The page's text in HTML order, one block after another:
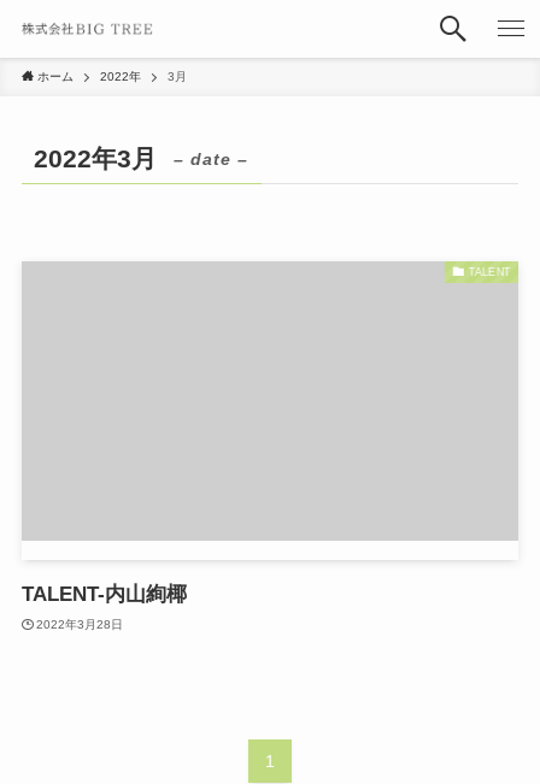
ホーム 2022年 3月
2022年3月 – date –
TALENT
TALENT-内山絢椰
2022年3月28日
1